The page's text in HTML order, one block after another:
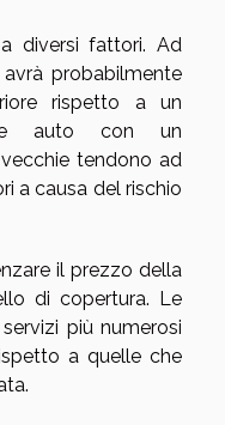
diversi fattori. Ad
probabilmente
rispetto a un
auto con un
tendono ad
a causa del rischio
il prezzo della
di copertura. Le
più numerosi
a quelle che